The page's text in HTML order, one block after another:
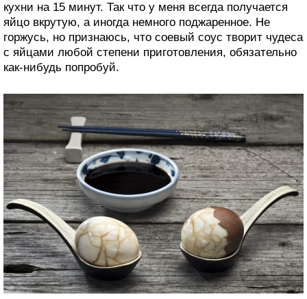
кухни на 15 минут. Так что у меня всегда получается
яйцо вкрутую, а иногда немного поджаренное. Не
горжусь, но признаюсь, что соевый соус творит чудеса
с яйцами любой степени приготовления, обязательно
как-нибудь попробуй.